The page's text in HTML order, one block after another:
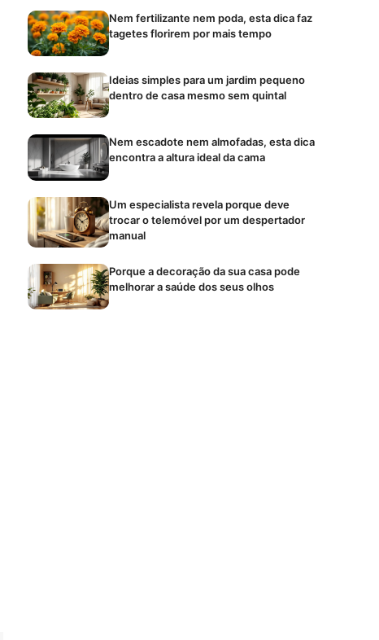
Nem fertilizante nem poda, esta dica faz
tagetes florirem por mais tempo
Ideias simples para um jardim pequeno
dentro de casa mesmo sem quintal
Nem escadote nem almofadas, esta dica
encontra a altura ideal da cama
Um especialista revela porque deve
trocar o telemóvel por um despertador
manual
Porque a decoração da sua casa pode
melhorar a saúde dos seus olhos